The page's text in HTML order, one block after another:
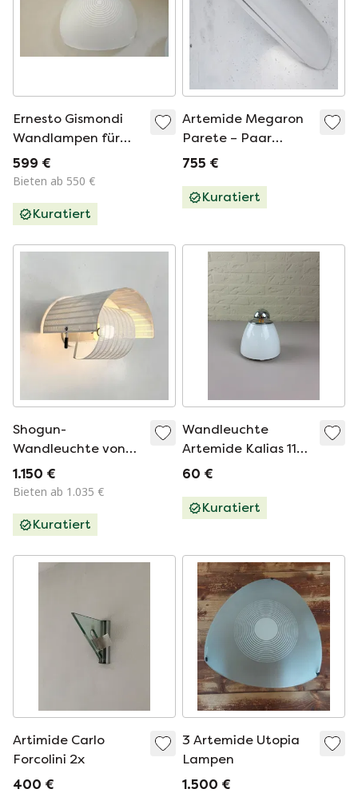
Ernesto Gismondi
Wandlampen für
Artemide, 1980er
Jahre
599 €
Bieten ab 550 €
Kuratiert
Artemide Megaron
Parete – Paar
Wandlampen von
1970
755 €
Kuratiert
Shogun-
Wandleuchte von
Mario Botta für
Artemide, 1980er
1.150 €
Bieten ab 1.035 €
Kuratiert
Wandleuchte
Artemide Kalias 110
- Ernesto Gismondi
60 €
Kuratiert
Artimide Carlo
Forcolini 2x
400 €
3 Artemide Utopia
Lampen
1.500 €